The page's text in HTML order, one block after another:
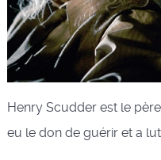
Henry Scudder est le
eu le don de guérir et a